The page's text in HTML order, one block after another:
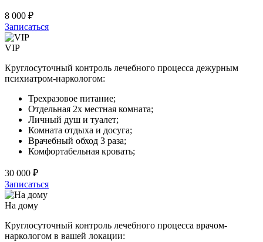
8 000 ₽
Записаться
VIP
Круглосуточный контроль лечебного процесса дежурным
психиатром-наркологом:
Трехразовое питание;
Отдельная 2х местная комната;
Личный душ и туалет;
Комната отдыха и досуга;
Врачебный обход 3 раза;
Комфортабельная кровать;
30 000 ₽
Записаться
На дому
Круглосуточный контроль лечебного процесса врачом-
наркологом в вашей локации: